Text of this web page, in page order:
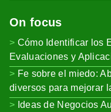
On focus
Cómo Identificar los
Evaluaciones y
Fe sobre el miedo:
diversos para mejorar
Ideas de Negocios